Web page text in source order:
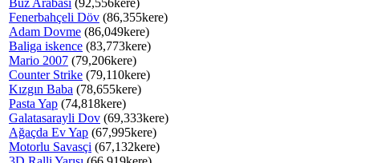
Buz Arabası (92,556kere)
Fenerbahçeli Döv (86,355kere)
Adam Dovme (86,049kere)
Baliga iskence (83,773kere)
Mario 2007 (79,206kere)
Counter Strike (79,110kere)
Kızgın Baba (78,655kere)
Pasta Yap (74,818kere)
Galatasarayli Dov (69,333kere)
Ağaçda Ev Yap (67,995kere)
Motorlu Savasçi (67,132kere)